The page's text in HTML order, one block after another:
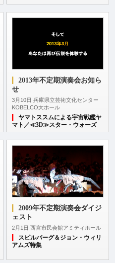
2013年不定期演奏会お知ら
せ
3月10日 兵庫県立芸術文化センター
KOBELCO大ホール
ヤマトススムによる宇宙戦艦ヤ
マト／≪3D≫スター・ウォーズ
2009年不定期演奏会ダイジ
ェスト
2月1日 西宮市民会館アミティホール
スピルバーグ＆ジョン・ウィリ
アムズ特集